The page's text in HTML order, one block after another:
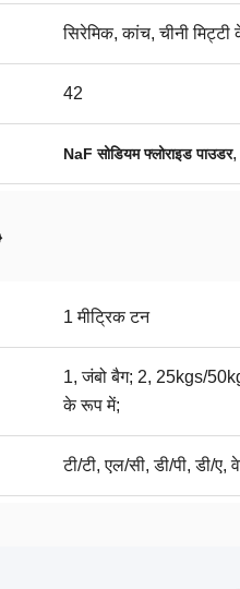
सिरेमिक, कांच, चीनी मिट्टी
42
NaF सोडियम फ्लोराइड पाउडर,
1 मीट्रिक टन
1, जंबो बैग; 2, 25kgs/
के रूप में;
टी/टी, एल/सी, डी/पी, डी/ए,